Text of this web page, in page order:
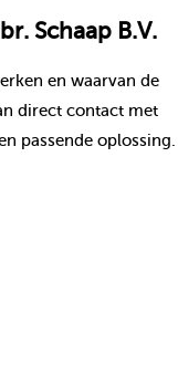
Schaap B.V.
en waarvan de
direct contact met
passende oplossing.